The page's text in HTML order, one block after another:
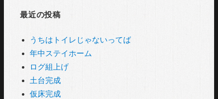
最近の投稿
うちはトイレじゃないってば
年中ステイホーム
ログ組上げ
土台完成
仮床完成